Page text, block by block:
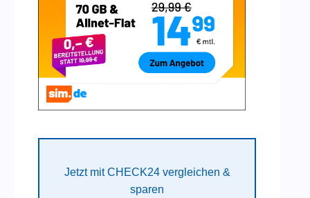
Jetzt mit CHECK24 vergleichen &
sparen